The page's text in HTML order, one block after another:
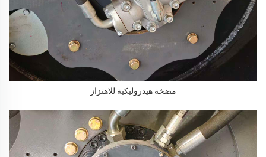
مضخة هيدروليكية للاهتزاز